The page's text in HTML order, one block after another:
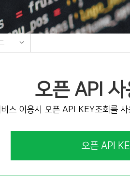
오픈 API
스 이용시 오픈 API KEY조회를
오픈 API